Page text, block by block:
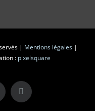
| Mentions légales |
: pixelsquare
Facebook